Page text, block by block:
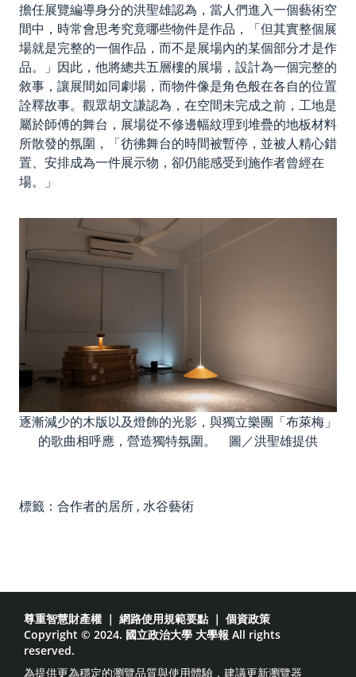
擔任展覽編導身分的洪聖雄認為，當人們進入一個藝術空
間中，時常會思考究竟哪些物件是作品，「但其實整個展
場就是完整的一個作品，而不是展場內的某個部分才是作
品。」因此，他將總共五層樓的展場，設計為一個完整的
敘事，讓展間如同劇場，而物件像是角色般在各自的位置
詮釋故事。觀眾胡文謙認為，在空間未完成之前，工地是
屬於師傅的舞台，展場從不修邊幅紋理到堆疊的地板材料
所散發的氛圍，「彷彿舞台的時間被暫停，並被人精心錯
置、安排成為一件展示物，卻仍能感受到施作者曾經在
場。」
逐漸減少的木版以及燈飾的光影，與獨立樂團「布萊梅」
的歌曲相呼應，營造獨特氛圍。 圖／洪聖雄提供
標籤： 合作者的居所 , 水谷藝術
尊重智慧財產權 ｜ 網路使用規範要點 ｜ 個資政策
Copyright © 2024. 國立政治大學 大學報 All rights
reserved.
為提供更為穩定的瀏覽品質與使用體驗，建議更新瀏覽器